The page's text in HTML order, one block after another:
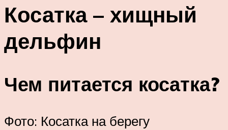
Косатка – хищный
дельфин
Чем питается косатка?
Фото: Косатка на берегу